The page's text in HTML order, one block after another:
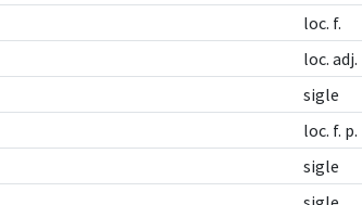
loc. f.
loc. adj.
sigle
loc. f. p.
sigle